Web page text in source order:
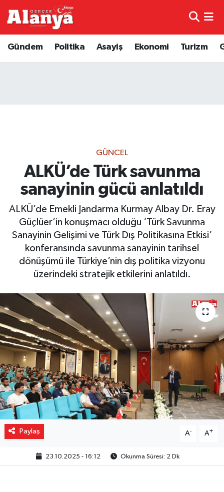
Gündem Politika Asayiş Ekonomi Turizm
GÜNCEL
ALKÜ’de Türk savunma
sanayinin gücü anlatıldı
ALKÜ’de Emekli Jandarma Kurmay Albay Dr. Eray
Güçlüer’in konuşmacı olduğu ‘Türk Savunma
Sanayinin Gelişimi ve Türk Dış Politikasına Etkisi’
konferansında savunma sanayinin tarihsel
dönüşümü ile Türkiye’nin dış politika vizyonu
üzerindeki stratejik etkilerini anlatıldı.
Paylaş A- A+
23.10.2025 - 16:12 Okunma Süresi: 2 Dk
Genel
Diğer
Dünya
Ekonomi
Gizlilik İlkeleri - Privacy Policy
Güncel
Gündem
Politika
Spor
Turizm
Trafik Durumu
Haber Arşivi